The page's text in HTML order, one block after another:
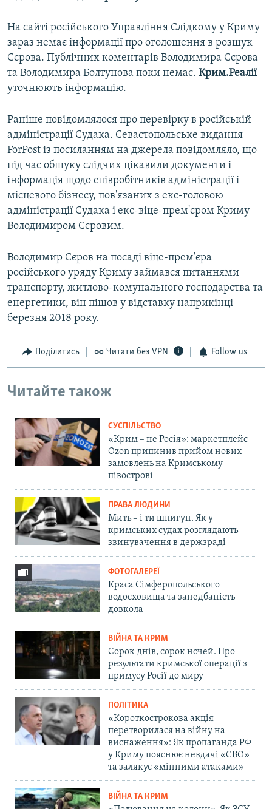
На сайті російського Управління Слідкому у Криму
зараз немає інформації про оголошення в розшук
Сєрова. Публічних коментарів Володимира Сєрова
та Володимира Болтунова поки немає. Крим.Реалії
уточнюють інформацію.
Раніше повідомлялося про перевірку в російській
адміністрації Судака. Севастопольське видання
ForPost із посиланням на джерела повідомляло, що
під час обшуку слідчих цікавили документи і
інформація щодо співробітників адміністрації і
місцевого бізнесу, пов'язаних з екс-головою
адміністрації Судака і екс-віце-прем'єром Криму
Володимиром Сєровим.
Володимир Сєров на посаді віце-прем'єра
російського уряду Криму займався питаннями
транспорту, житлово-комунального господарства та
енергетики, він пішов у відставку наприкінці
березня 2018 року.
Поділитись Читати без VPN Follow us
Читайте також
СУСПІЛЬСТВО
«Крим – не Росія»: маркетплейс
Ozon припинив прийом нових
замовлень на Кримському
півострові
ПРАВА ЛЮДИНИ
Мить – і ти шпигун. Як у
кримських судах розглядають
звинувачення в держзраді
ФОТОГАЛЕРЕЇ
Краса Сімферопольського
водосховища та занедбаність
довкола
ВІЙНА ТА КРИМ
Сорок днів, сорок ночей. Про
результати кримської операції з
примусу Росії до миру
ПОЛІТИКА
«Короткострокова акція
перетворилася на війну на
виснаження»: Як пропаганда РФ
у Криму пояснює невдачі «СВО»
та залякує «мінними атаками»
ВІЙНА ТА КРИМ